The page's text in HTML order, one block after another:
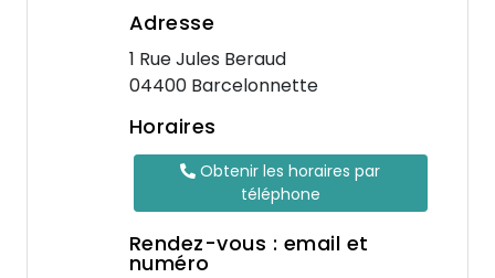
Adresse
1 Rue Jules Beraud
04400 Barcelonnette
Horaires
Obtenir les horaires par
téléphone
Rendez-vous : email et
numéro